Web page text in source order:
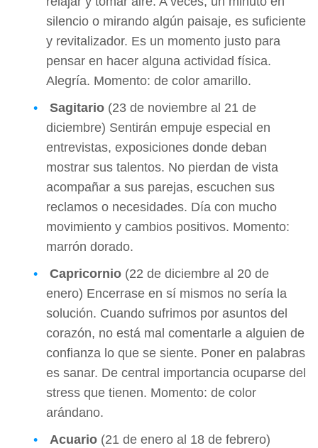
silencio o mirando algún paisaje, es suficiente
y revitalizador. Es un momento justo para
pensar en hacer alguna actividad física.
Alegría. Momento: de color amarillo.
Sagitario (23 de noviembre al 21 de
diciembre) Sentirán empuje especial en
entrevistas, exposiciones donde deban
mostrar sus talentos. No pierdan de vista
acompañar a sus parejas, escuchen sus
reclamos o necesidades. Día con mucho
movimiento y cambios positivos. Momento:
marrón dorado.
Capricornio (22 de diciembre al 20 de
enero) Encerrase en sí mismos no sería la
solución. Cuando sufrimos por asuntos del
corazón, no está mal comentarle a alguien de
confianza lo que se siente. Poner en palabras
es sanar. De central importancia ocuparse del
stress que tienen. Momento: de color
arándano.
Acuario (21 de enero al 18 de febrero)